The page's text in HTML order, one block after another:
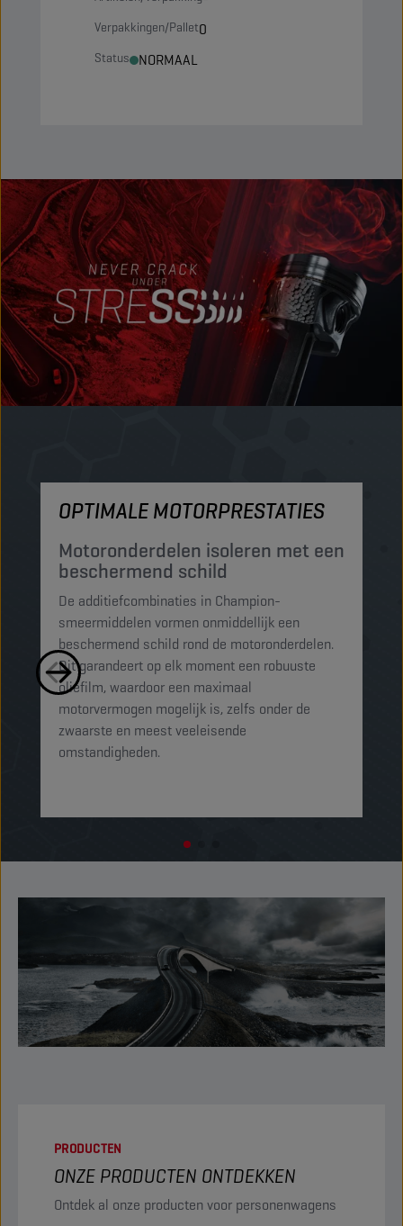
Verpakkingen/Pallet0
Status NORMAAL
OPTIMALE MOTORPRESTATIES
Motoronderdelen isoleren met een
beschermend schild
De additiefcombinaties in Champion-
smeermiddelen vormen onmiddellijk een
beschermend schild rond de motoronderdelen.
Dit garandeert op elk moment een robuuste
oliefilm, waardoor een maximaal
motorvermogen mogelijk is, zelfs onder de
zwaarste en meest veeleisende
omstandigheden.
PRODUCTEN
ONZE PRODUCTEN ONTDEKKEN
Ontdek al onze producten voor personenwagens